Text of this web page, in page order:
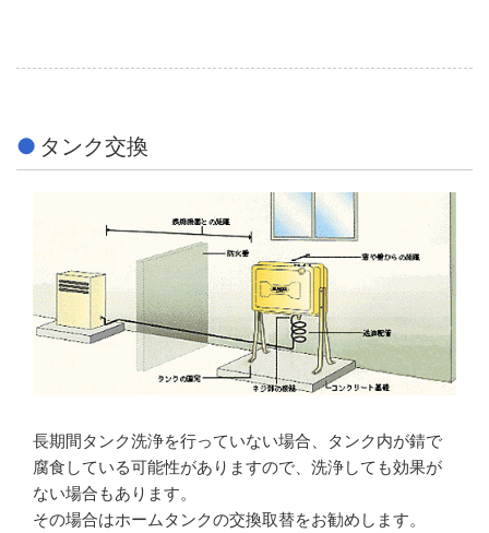
タンク交換
長期間タンク洗浄を行っていない場合、タンク内が錆で
腐食している可能性がありますので、洗浄しても効果が
ない場合もあります。
その場合はホームタンクの交換取替をお勧めします。